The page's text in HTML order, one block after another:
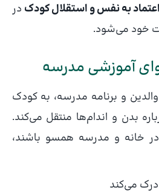
به نفس و استقلال کودک در
خود می‌شود.
آموزشی مدرسه
و برنامه مدرسه، به کودک
بدن و اندام‌ها منتقل می‌کند.
خانه و مدرسه همسو باشند،
درک می‌کند